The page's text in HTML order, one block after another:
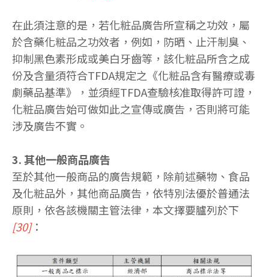
在此須注意的是，若化粧品廣告所宣稱之功效，屬
於含藥化粧品之功效者，例如，防晒、止汗制臭、
抑制黑色素形成或美白牙齒等，該化粧品所含之成
份及含量須符合TFDA規定之《化粧品含有醫療或毒
劇藥品基準》，並須經TFDA查驗核准取得許可證，
化粧品廣告始可做如此之宣傳或廣告，否則將可能
涉及廣告不實。
3. 其他一般商品廣告
至於其他一般商品的廣告規範，除前述藥物、食品
及化粧品外，其他商品廣告，依特別法優於普通法
原則，依各該機關主管法律，本文擇要臚列於下
[30]：